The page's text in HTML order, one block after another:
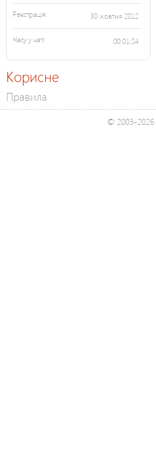
Реєстрація: 30 жовтня 2012
Часу у чаті: 00:01:54
Корисне
Правила
© 2003-2026